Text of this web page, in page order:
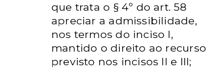
que trata o § 4º do art. 58
apreciar a admissibilidade,
nos termos do inciso I,
mantido o direito ao recurso
previsto nos incisos II e III;